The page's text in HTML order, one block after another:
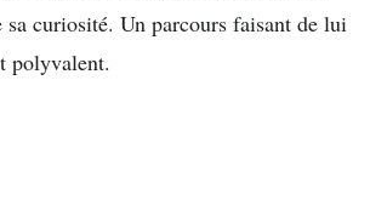
sa curiosité. Un parcours faisant de lui
polyvalent.